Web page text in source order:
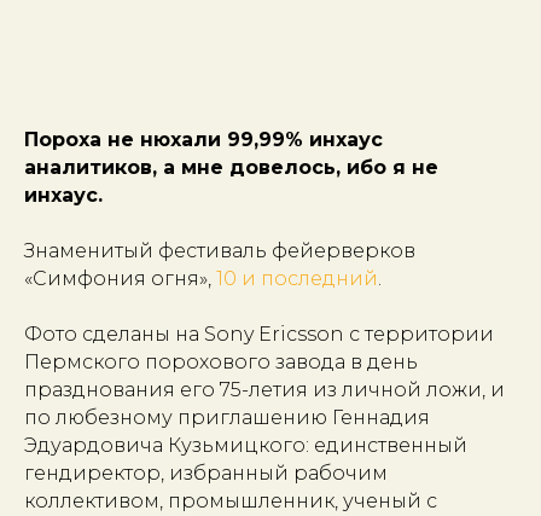
Пороха не нюхали 99,99% инхаус
аналитиков, а мне довелось, ибо я не
инхаус.
Знаменитый фестиваль фейерверков
«Симфония огня», 10 и последний.
Фото сделаны на Sony Ericsson с территории
Пермского порохового завода в день
празднования его 75-летия из личной ложи, и
по любезному приглашению Геннадия
Эдуардовича Кузьмицкого: единственный
гендиректор, избранный рабочим
коллективом, промышленник, ученый с